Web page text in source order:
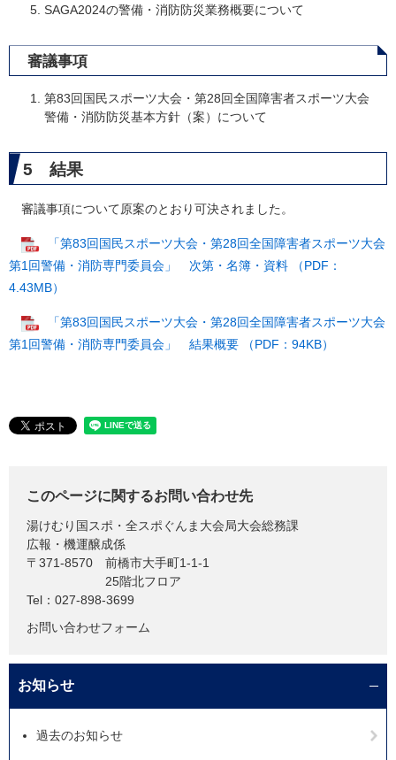
SAGA2024の警備・消防防災業務概要について
審議事項
第83回国民スポーツ大会・第28回全国障害者スポーツ大会
警備・消防防災基本方針（案）について
5 結果
審議事項について原案のとおり可決されました。
「第83回国民スポーツ大会・第28回全国障害者スポーツ大会
第1回警備・消防専門委員会」 次第・名簿・資料 （PDF：
4.43MB）
「第83回国民スポーツ大会・第28回全国障害者スポーツ大会
第1回警備・消防専門委員会」 結果概要 （PDF：94KB）
このページに関するお問い合わせ先
湯けむり国スポ・全スポぐんま大会局大会総務課
広報・機運醸成係
〒371-8570
前橋市大手町1-1-1
25階北フロア
Tel：027-898-3699
お問い合わせフォーム
お知らせ
過去のお知らせ